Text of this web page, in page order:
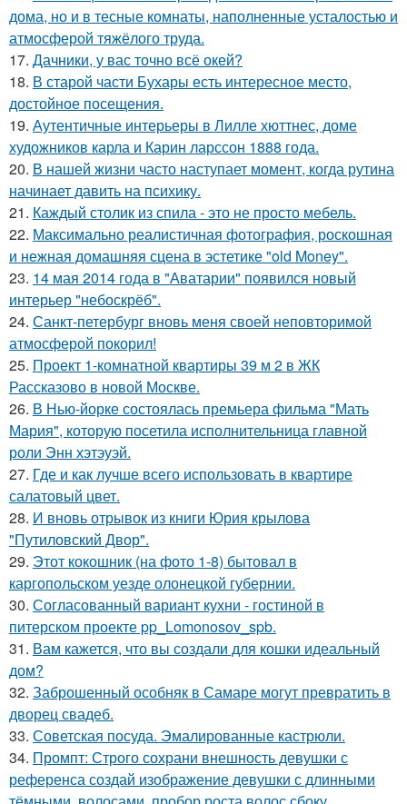
дома, но и в тесные комнаты, наполненные усталостью и
атмосферой тяжёлого труда.
17. Дачники, у вас точно всё окей?
18. В старой части Бухары есть интересное место,
достойное посещения.
19. Аутентичные интерьеры в Лилле хюттнес, доме
художников карла и Карин ларссон 1888 года.
20. В нашей жизни часто наступает момент, когда рутина
начинает давить на психику.
21. Каждый столик из спила - это не просто мебель.
22. Максимально реалистичная фотография, роскошная
и нежная домашняя сцена в эстетике "old Money".
23. 14 мая 2014 года в "Аватарии" появился новый
интерьер "небоскрёб".
24. Санкт-петербург вновь меня своей неповторимой
атмосферой покорил!
25. Проект 1-комнатной квартиры 39 м 2 в ЖК
Рассказово в новой Москве.
26. В Нью-йорке состоялась премьера фильма "Мать
Мария", которую посетила исполнительница главной
роли Энн хэтэуэй.
27. Где и как лучше всего использовать в квартире
салатовый цвет.
28. И вновь отрывок из книги Юрия крылова
"Путиловский Двор".
29. Этот кокошник (на фото 1-8) бытовал в
каргопольском уезде олонецкой губернии.
30. Согласованный вариант кухни - гостиной в
питерском проекте pp_Lomonosov_spb.
31. Вам кажется, что вы создали для кошки идеальный
дом?
32. Заброшенный особняк в Самаре могут превратить в
дворец свадеб.
33. Советская посуда. Эмалированные кастрюли.
34. Промпт: Строго сохрани внешность девушки с
референса создай изображение девушки с длинными